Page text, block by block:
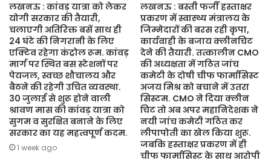
लखनऊ : कांवड़ यात्रा को लेकर
योगी सरकार की तैयारी,
चलाएगी अतिरिक्त बसें साथ ही
24 घंटे की निगरानी के लिए
एक्टिव रहेगा कंट्रोल रूम. कांवड़
मार्ग पर स्थित बस स्टेशनों पर
पेयजल, स्वच्छ शौचालय और
बैठने की रहेगी उचित व्यवस्था.
30 जुलाई से शुरू होने वाली
श्रावण मास की कांवड़ यात्रा को
सुगम व सुरक्षित बनाने के लिए
सरकार का यह महत्वपूर्ण कदम.
1 week ago
लखनऊ : बस्ती फर्जी हस्ताक्षर
प्रकरण में स्वास्थ्य मंत्रालय के
जिम्मेदारों की बरस रही कृपा,
कार्यवाही के बजाय क्लीनचिट
देने की तैयारी. तत्कालीन CMO
की अध्यक्षता में गठित जांच
कमेटी के दोषी चीफ फार्मासिस्ट
अजय मिश्र को बचाने में उतरा
सिस्टम. CMO ने दिया क्लीन
चिट तो अब अपर महानिदेशक ने
नयी जांच कमेटी गठित कर
लीपापोती का खेल किया शुरू.
जबकि हस्ताक्षर प्रकरण में ही
चीफ फार्मासिस्ट के साथ आरोपी